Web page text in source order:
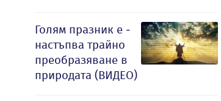
Голям празник е -
настъпва трайно
преобразяване в
природата (ВИДЕО)